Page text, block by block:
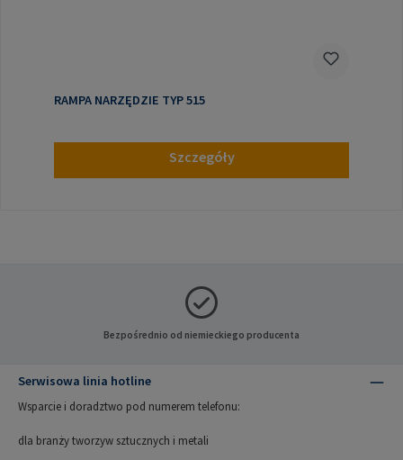
RAMPA NARZĘDZIE TYP 515
Szczegóły
Bezpośrednio od niemieckiego producenta
Serwisowa linia hotline
Wsparcie i doradztwo pod numerem telefonu:
dla branży tworzyw sztucznych i metali